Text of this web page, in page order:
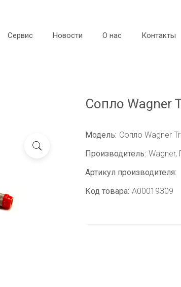
Сервис Новости О нас Контакты
Сопло Wagner
Модель: Сопло Wagner
Производитель: Wagner,
Артикул производителя:
Код товара: A00019309